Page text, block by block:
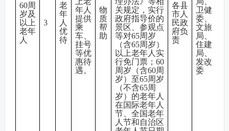
60周
岁及
以上
老年
人
3
老
年
人
优
待
年人
提供
乘
车、
挂号
等优
惠待
遇。
物
质
帮
助
关规定，实行
政府指导价的
景区、参观点
等对65周岁
（含65周岁）
以上老年人实
行免门票；60
周岁（含60周
岁）至65周岁
（不含65周
岁）的老年人
在国际老年人
节、全国老年
人节和自治区
各县
市人
民政
府负
责
卫健
委、
文旅
局、
住建
局、
发改
委